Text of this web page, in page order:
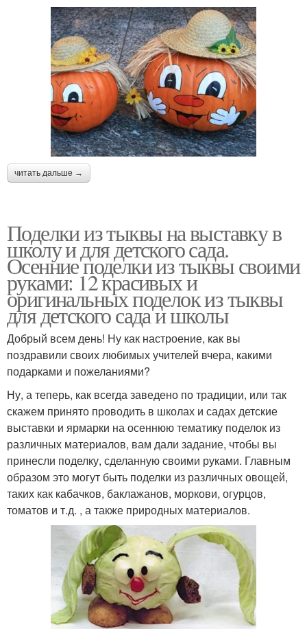
читать дальше →
Поделки из тыквы на выставку в
школу и для детского сада.
Осенние поделки из тыквы своими
руками: 12 красивых и
оригинальных поделок из тыквы
для детского сада и школы
Добрый всем день! Ну как настроение, как вы
поздравили своих любимых учителей вчера, какими
подарками и пожеланиями?
Ну, а теперь, как всегда заведено по традиции, или так
скажем принято проводить в школах и садах детские
выставки и ярмарки на осеннюю тематику поделок из
различных материалов, вам дали задание, чтобы вы
принесли поделку, сделанную своими руками. Главным
образом это могут быть поделки из различных овощей,
таких как кабачков, баклажанов, моркови, огурцов,
томатов и т.д. , а также природных материалов.